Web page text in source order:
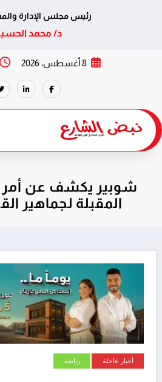
رئيس مجلس الإدارة
د/ محمد
8 أغسطس، 2026
شوبير يكشف عن أمر
المقبلة لجماهير
أخبار عاجلة رياضة